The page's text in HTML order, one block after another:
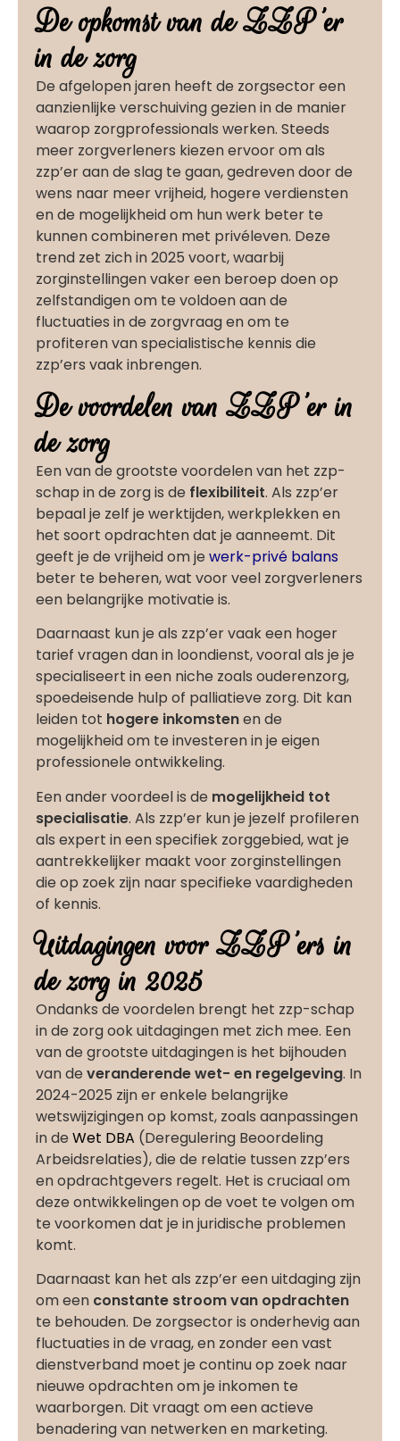
De opkomst van de ZZP'er
in de zorg
De afgelopen jaren heeft de zorgsector een
aanzienlijke verschuiving gezien in de manier
waarop zorgprofessionals werken. Steeds
meer zorgverleners kiezen ervoor om als
zzp’er aan de slag te gaan, gedreven door de
wens naar meer vrijheid, hogere verdiensten
en de mogelijkheid om hun werk beter te
kunnen combineren met privéleven. Deze
trend zet zich in 2025 voort, waarbij
zorginstellingen vaker een beroep doen op
zelfstandigen om te voldoen aan de
fluctuaties in de zorgvraag en om te
profiteren van specialistische kennis die
zzp’ers vaak inbrengen.
De voordelen van ZZP'er in
de zorg
Een van de grootste voordelen van het zzp-
schap in de zorg is de flexibiliteit. Als zzp’er
bepaal je zelf je werktijden, werkplekken en
het soort opdrachten dat je aanneemt. Dit
geeft je de vrijheid om je werk-privé balans
beter te beheren, wat voor veel zorgverleners
een belangrijke motivatie is.
Daarnaast kun je als zzp’er vaak een hoger
tarief vragen dan in loondienst, vooral als je je
specialiseert in een niche zoals ouderenzorg,
spoedeisende hulp of palliatieve zorg. Dit kan
leiden tot hogere inkomstenen de
mogelijkheid om te investeren in je eigen
professionele ontwikkeling.
Een ander voordeel is de mogelijkheid tot
specialisatie. Als zzp’er kun je jezelf profileren
als expert in een specifiek zorggebied, wat je
aantrekkelijker maakt voor zorginstellingen
die op zoek zijn naar specifieke vaardigheden
of kennis.
Uitdagingen voor ZZP'ers in
de zorg in 2025
Ondanks de voordelen brengt het zzp-schap
in de zorg ook uitdagingen met zich mee. Een
van de grootste uitdagingen is het bijhouden
van de veranderende wet- en regelgeving. In
2024-2025 zijn er enkele belangrijke
wetswijzigingen op komst, zoals aanpassingen
in de Wet DBA (Deregulering Beoordeling
Arbeidsrelaties), die de relatie tussen zzp’ers
en opdrachtgevers regelt. Het is cruciaal om
deze ontwikkelingen op de voet te volgen om
te voorkomen dat je in juridische problemen
komt.
Daarnaast kan het als zzp’er een uitdaging zijn
om een constante stroom van opdrachten
te behouden. De zorgsector is onderhevig aan
fluctuaties in de vraag, en zonder een vast
dienstverband moet je continu op zoek naar
nieuwe opdrachten om je inkomen te
waarborgen. Dit vraagt om een actieve
benadering van netwerken en marketing.